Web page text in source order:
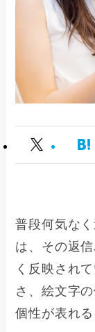
普段何気な
は、その返
く反映され
さ、絵文字
個性が表れる